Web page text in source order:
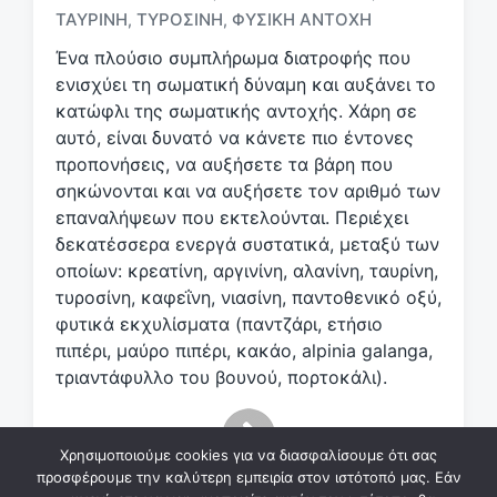
κ
έ
α
ΤΑΥΡΊΝΗ, ΤΥΡΟΣΊΝΗ, ΦΥΣΙΚΉ ΑΝΤΟΧΉ
Ένα πλούσιο συμπλήρωμα διατροφής που
ενισχύει τη σωματική δύναμη και αυξάνει το
κατώφλι της σωματικής αντοχής. Χάρη σε
αυτό, είναι δυνατό να κάνετε πιο έντονες
προπονήσεις, να αυξήσετε τα βάρη που
σηκώνονται και να αυξήσετε τον αριθμό των
επαναλήψεων που εκτελούνται. Περιέχει
δεκατέσσερα ενεργά συστατικά, μεταξύ των
οποίων: κρεατίνη, αργινίνη, αλανίνη, ταυρίνη,
τυροσίνη, καφεΐνη, νιασίνη, παντοθενικό οξύ,
φυτικά εκχυλίσματα (παντζάρι, ετήσιο
πιπέρι, μαύρο πιπέρι, κακάο, alpinia galanga,
τριαντάφυλλο του βουνού, πορτοκάλι).
Χρησιμοποιούμε cookies για να διασφαλίσουμε ότι σας
προσφέρουμε την καλύτερη εμπειρία στον ιστότοπό μας. Εάν